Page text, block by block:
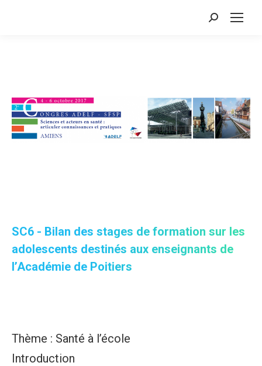
Search:
SC6 - Bilan des stages de formation sur les
adolescents destinés aux enseignants de
l’Académie de Poitiers
Thème : Santé à l’école
Introduction